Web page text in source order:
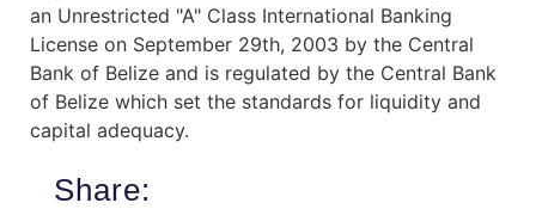
an Unrestricted "A" Class International Banking
License on September 29th, 2003 by the Central
Bank of Belize and is regulated by the Central Bank
of Belize which set the standards for liquidity and
capital adequacy.
Share: